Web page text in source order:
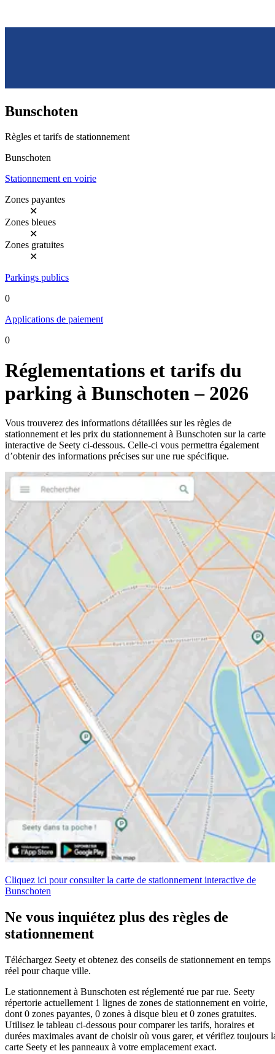
Bunschoten
Règles et tarifs de stationnement
Bunschoten
Stationnement en voirie
Zones payantes
✕
Zones bleues
✕
Zones gratuites
✕
Parkings publics
0
Applications de paiement
0
Réglementations et tarifs du
parking à Bunschoten – 2026
Vous trouverez des informations détaillées sur les règles de
stationnement et les prix du stationnement à Bunschoten sur la carte
interactive de Seety ci-dessous. Celle-ci vous permettra également
d’obtenir des informations précises sur une rue spécifique.
Cliquez ici pour consulter la carte de stationnement interactive de
Bunschoten
Ne vous inquiétez plus des règles de
stationnement
Téléchargez Seety et obtenez des conseils de stationnement en temps
réel pour chaque ville.
Le stationnement à Bunschoten est réglementé rue par rue. Seety
répertorie actuellement 1 lignes de zones de stationnement en voirie,
dont 0 zones payantes, 0 zones à disque bleu et 0 zones gratuites.
Utilisez le tableau ci-dessous pour comparer les tarifs, horaires et
durées maximales avant de choisir où vous garer, et vérifiez toujours
carte Seety et les panneaux à votre emplacement exact.